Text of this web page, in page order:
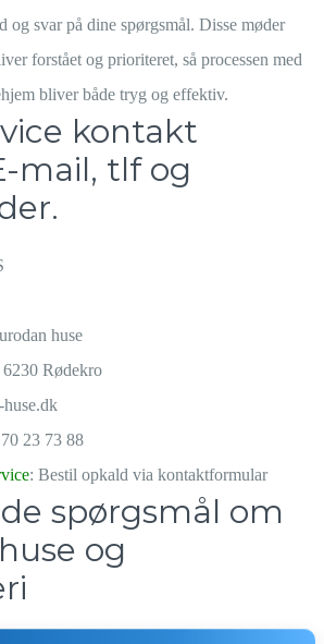
og svar på dine spørgsmål. Disse møder
forstået og prioriteret, så processen med
bliver både tryg og effektiv.
kontakt
mail, tlf og
huse
Rødekro
huse.dk
23 73 88
: Bestil opkald via kontaktformular
spørgsmål om
og